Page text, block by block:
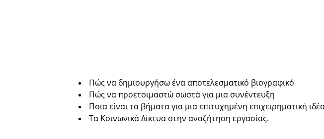
Πώς να δημιουργήσω ένα αποτελεσματικό βιογραφικό
Πώς να προετοιμαστώ σωστά για μια συνέντευξη
Ποια είναι τα βήματα για μια επιτυχημένη επιχειρηματική
Τα Κοινωνικά Δίκτυα στην αναζήτηση εργασίας.